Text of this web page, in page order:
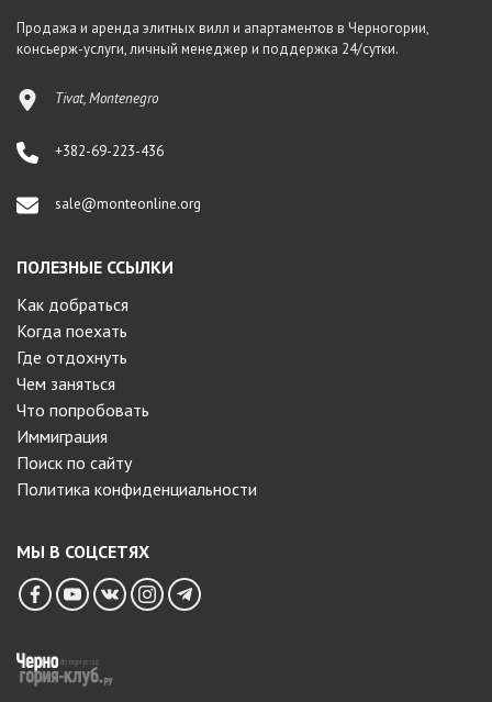
Продажа и аренда элитных вилл и апартаментов в Черногории,
консьерж-услуги, личный менеджер и поддержка 24/сутки.
Tivat, Montenegro
+382-69-223-436
sale@monteonline.org
ПОЛЕЗНЫЕ ССЫЛКИ
Как добраться
Когда поехать
Где отдохнуть
Чем заняться
Что попробовать
Иммиграция
Поиск по сайту
Политика конфиденциальности
МЫ В СОЦСЕТЯХ